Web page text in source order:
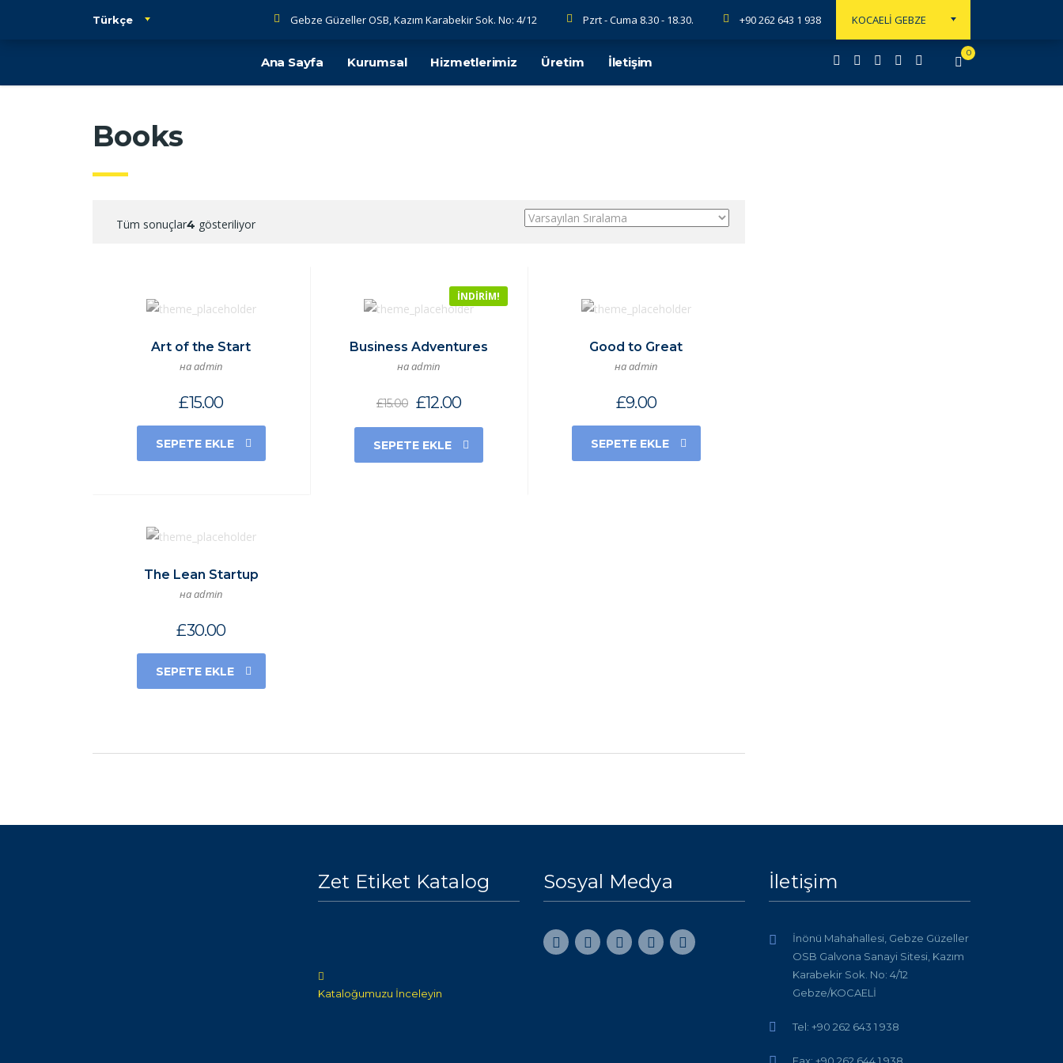
Türkçe KOCAELİ GEBZE
Gebze Güzeller OSB, Kazım Karabekir Sok. No: 4/12 Pzrt - Cuma 8.30 - 18.30. +90 262 643 1 938
Ana Sayfa Kurumsal Hizmetlerimiz Üretim İletişim
0
Books
Tüm sonuçlar4 gösteriliyor
Art of the Start
на admin
£15.00
SEPETE EKLE
İNDIRIM!
Business Adventures
на admin
£15.00 £12.00
SEPETE EKLE
Good to Great
на admin
£9.00
SEPETE EKLE
The Lean Startup
на admin
£30.00
SEPETE EKLE
Zet Etiket Katalog
Kataloğumuzu İnceleyin
Sosyal Medya İletişim
İnönü Mahahallesi, Gebze Güzeller
OSB Galvona Sanayi Sitesi, Kazım
Karabekir Sok. No: 4/12
Gebze/KOCAELİ
Tel: +90 262 643 1 938